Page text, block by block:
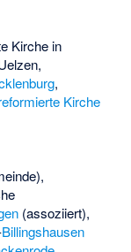
Kirche in
,
Kirche
(assoziiert),
Billingshausen